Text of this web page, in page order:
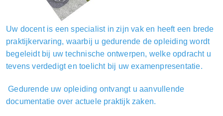
Uw docent is een specialist in zijn vak en heeft een brede
praktijkervaring, waarbij u gedurende de opleiding wordt
begeleidt bij uw technische ontwerpen, welke opdracht u
tevens verdedigt en toelicht bij uw examenpresentatie.
Gedurende uw opleiding ontvangt u aanvullende
documentatie over actuele praktijk zaken.